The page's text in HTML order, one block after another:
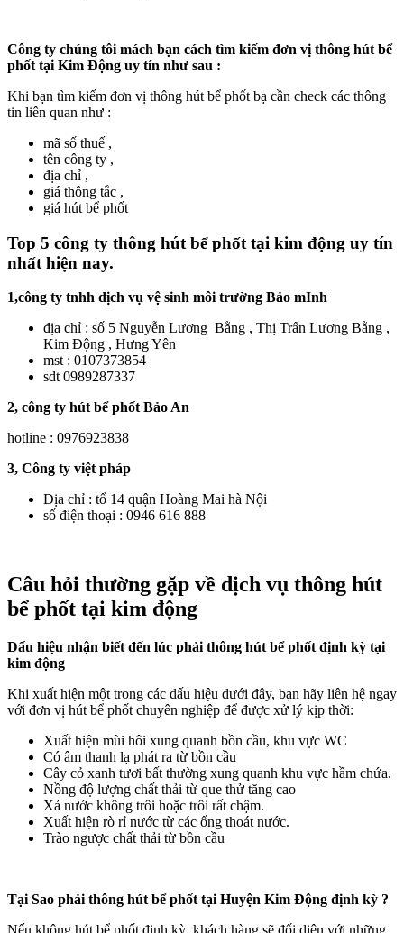
Công ty chúng tôi mách bạn cách tìm kiếm đơn vị thông hút bể
phốt tại Kim Động uy tín như sau :
Khi bạn tìm kiếm đơn vị thông hút bể phốt bạ cần check các thông
tin liên quan như :
mã số thuế ,
tên công ty ,
địa chỉ ,
giá thông tắc ,
giá hút bể phốt
Top 5 công ty thông hút bể phốt tại kim động uy tín
nhất hiện nay.
1,công ty tnhh dịch vụ vệ sinh môi trường Bảo mInh
địa chỉ : số 5 Nguyễn Lương Bằng , Thị Trấn Lương Bằng ,
Kim Động , Hưng Yên
mst : 0107373854
sdt 0989287337
2, công ty hút bể phốt Bảo An
hotline : 0976923838
3, Công ty việt pháp
Địa chỉ : tổ 14 quận Hoàng Mai hà Nội
số điện thoại : 0946 616 888
Câu hỏi thường gặp về dịch vụ thông hút
bể phốt tại kim động
Dấu hiệu nhận biết đến lúc phải thông hút bể phốt định kỳ tại
kim động
Khi xuất hiện một trong các dấu hiệu dưới đây, bạn hãy liên hệ ngay
với đơn vị hút bể phốt chuyên nghiệp để được xử lý kịp thời:
Xuất hiện mùi hôi xung quanh bồn cầu, khu vực WC
Có âm thanh lạ phát ra từ bồn cầu
Cây cỏ xanh tươi bất thường xung quanh khu vực hầm chứa.
Nồng độ lượng chất thải từ que thử tăng cao
Xả nước không trôi hoặc trôi rất chậm.
Xuất hiện rò rỉ nước từ các ống thoát nước.
Trào ngược chất thải từ bồn cầu
Tại Sao phải thông hút bể phốt tại Huyện Kim Động định kỳ ?